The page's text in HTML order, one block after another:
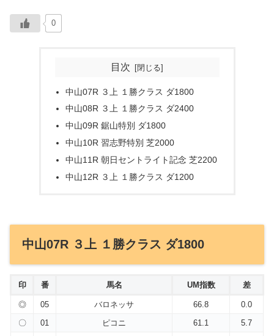
0
目次
中山07R ３上 １勝クラス ダ1800
中山08R ３上 １勝クラス ダ2400
中山09R 鋸山特別 ダ1800
中山10R 習志野特別 芝2000
中山11R 朝日セントライト記念 芝2200
中山12R ３上 １勝クラス ダ1200
中山07R ３上 １勝クラス ダ1800
印 番 馬名 UM指数 差
◎ 05 バロネッサ 66.8
0.0
〇
01 ピコニ 61.1
5.7